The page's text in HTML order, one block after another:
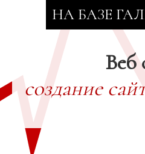
НА БАЗЕ
Веб
создание